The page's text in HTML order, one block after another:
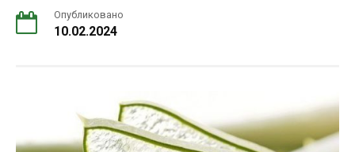
Опубликовано
10.02.2024